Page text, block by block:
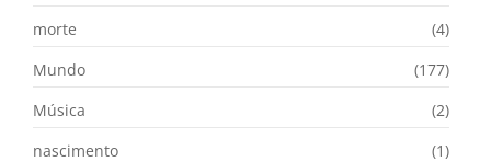
morte
(4)
Mundo
(177)
Música
(2)
nascimento
(1)